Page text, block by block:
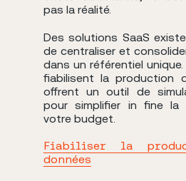
pas la réalité.
Des solutions SaaS
de centraliser et
dans un référentiel
fiabilisent la production
offrent un outil de
pour simplifier in fine la
votre budget.
Fiabiliser la
données